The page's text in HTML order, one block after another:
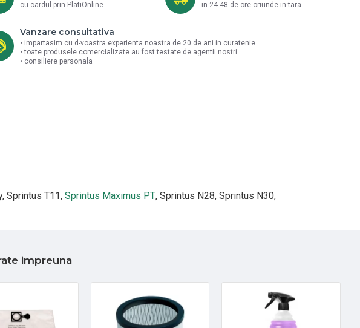
cu cardul prin PlatiOnline in 24-48 de ore oriunde in tara
Vanzare consultativa
• impartasim cu d-voastra experienta noastra de 20 de ani in curatenie
• toate produsele comercializate au fost testate de agentii nostri
• consiliere personala
Sprintus T11, Sprintus Maximus PT, Sprintus N28, Sprintus N30,
impreuna